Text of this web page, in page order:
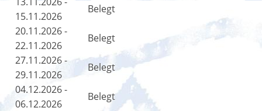
15.11.2026
Belegt
20.11.2026 -
22.11.2026
Belegt
27.11.2026 -
29.11.2026
Belegt
04.12.2026 -
06.12.2026
Belegt